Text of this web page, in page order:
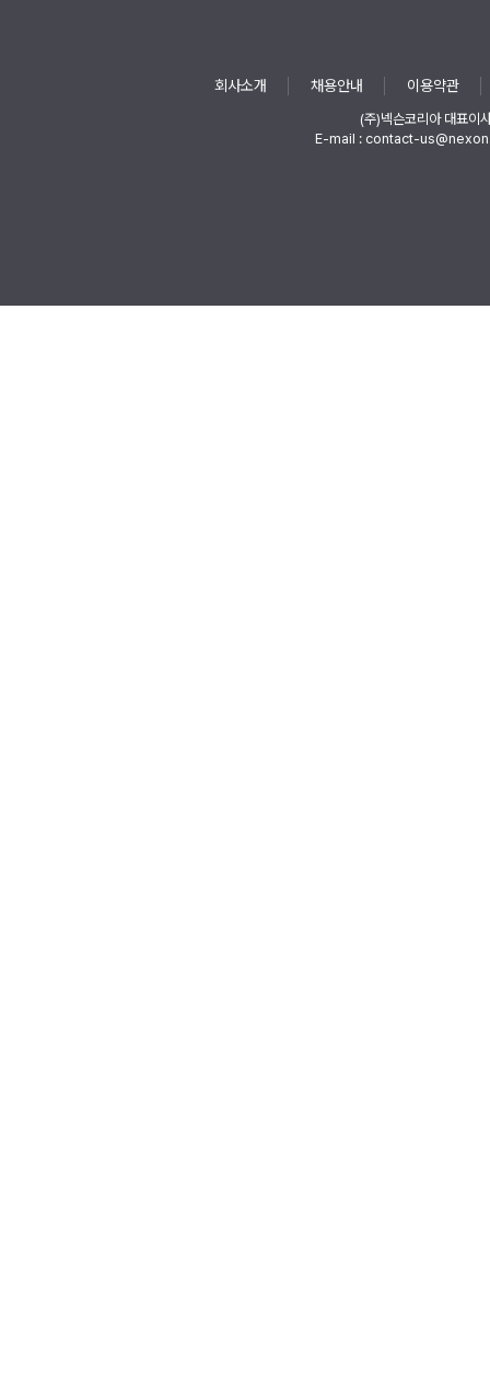
회사소개 채용안내 이용약관
(주)넥슨코리아 대표이
E-mail : contact-